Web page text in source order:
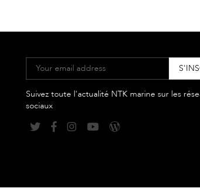
Suivez toute l'actualité NTK marine sur les
sociaux